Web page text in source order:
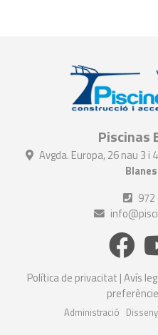
Piscinas
Avgda. Europa, 26 nau 3 i
Blanes
972
Política de privacitat |Avís
Administració